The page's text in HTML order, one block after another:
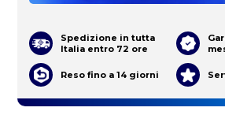
Spedizione in tutta
Italia entro 72 ore
Reso fino a 14 giorni